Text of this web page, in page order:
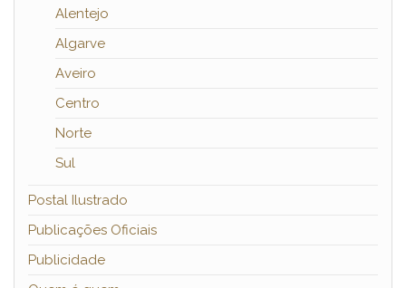
Alentejo
Algarve
Aveiro
Centro
Norte
Sul
Postal Ilustrado
Publicações Oficiais
Publicidade